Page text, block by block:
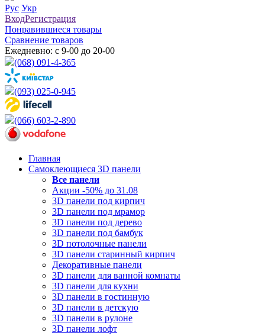
Рус Укр
ВходРегистрация
Понравившиеся товары
Сравнение товаров
Ежедневно: с 9-00 до 20-00
(068) 091-4-365
(093) 025-0-945
(066) 603-2-890
Главная
Самоклеющиеся 3D панели
Все панели
Акции -50% до 31.08
3D панели под кирпич
3D панели под мрамор
3D панели под дерево
3D панели под бамбук
3D потолочные панели
3D панели старинный кирпич
Декоративные панели
3D панели для ванной комнаты
3D панели для кухни
3D панели в гостинную
3D панели в детскую
3D панели в рулоне
3D панели лофт